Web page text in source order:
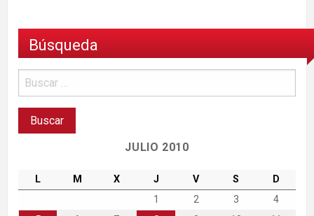
Búsqueda
JULIO 2010
L M X J V S
D
1
2 3
4